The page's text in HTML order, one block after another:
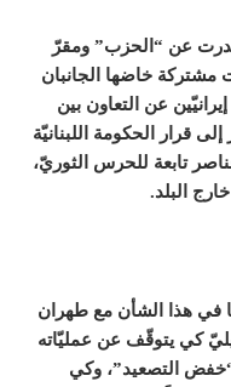
عن “الحزب” ومقرّ
مشتركة خاضها الجانبان
عن التعاون بين
قرار الحكومة اللبنانيّة
أيّ عناصر تابعة للحرس الثوريّ،
البلد.
في هذا الشأن مع طهران
كي يتوقّف عن عمليّاته
التصعيد”، وكي